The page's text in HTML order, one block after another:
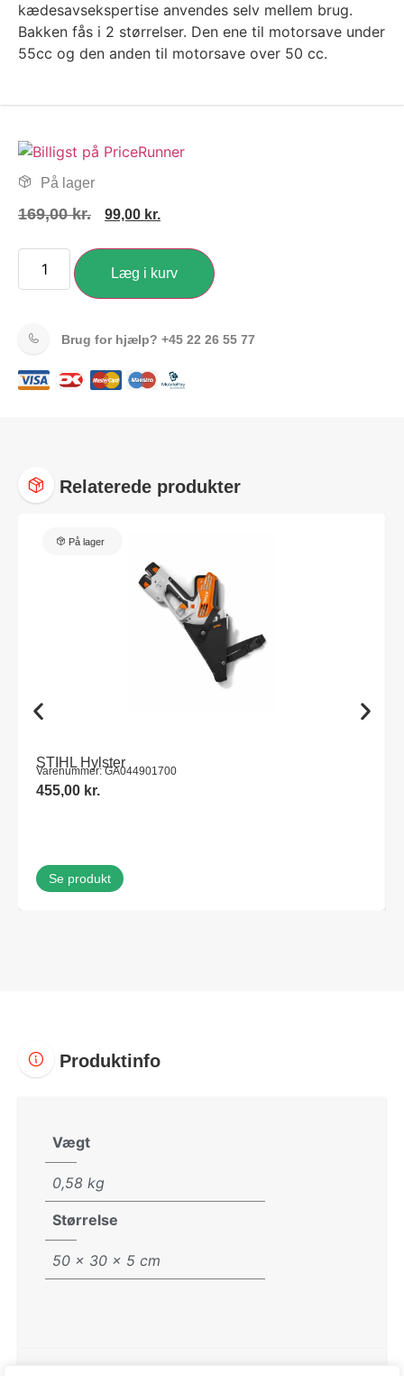
kædesavsekspertise anvendes selv mellem brug.
Bakken fås i 2 størrelser. Den ene til motorsave under
55cc og den anden til motorsave over 50 cc.
På lager
169,00kr. 99,00 kr.
Læg i kurv
Brug for hjælp? +45 22 26 55 77
Relaterede produkter
På lager
STIHL Hylster
Varenummer: GA044901700
455,00 kr.
Se produkt
Produktinfo
Vægt
0,58 kg
Størrelse
50 × 30 × 5 cm